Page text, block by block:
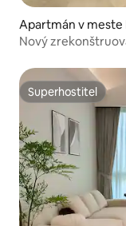
Apartmán v meste
Nový
Superhostiteľ
Superhostiteľ